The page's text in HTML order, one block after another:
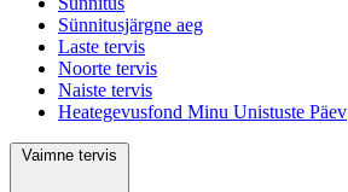
Sünnitusjärgne aeg
Laste tervis
Noorte tervis
Naiste tervis
Heategevusfond Minu Unistuste Päev
Vaimne tervis